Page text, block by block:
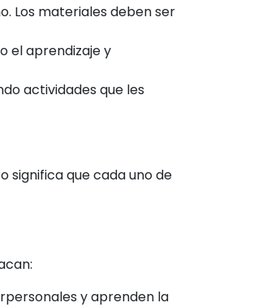
Los materiales deben ser
el aprendizaje y
actividades que les
significa que cada uno de
y aprenden la